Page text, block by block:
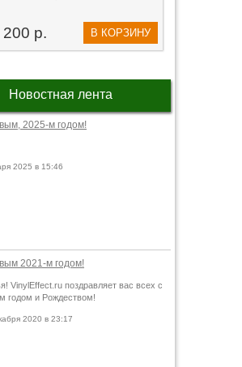
200 р. В КОРЗИНУ
Новостная лента
2025-м годом!
2025 в 15:46
2021-м годом!
VinylEffect.ru поздравляет вас всех с
годом и Рождеством!
2020 в 23:17